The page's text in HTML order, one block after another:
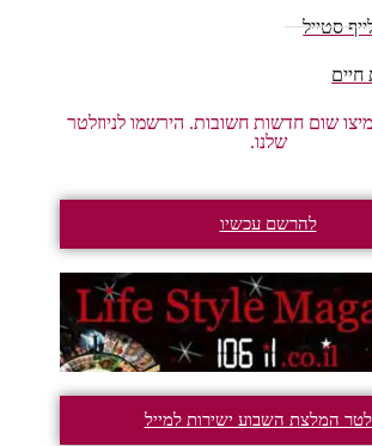
סטייל
חיים
שום חדשות חשובות. הירשמו לניוזלטר
שלנו.
להרשם עכשיו
המלצת השבוע ישירות למייל